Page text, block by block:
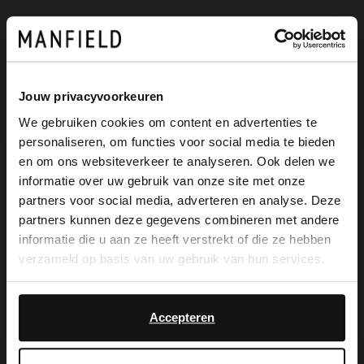
Jouw privacyvoorkeuren
We gebruiken cookies om content en advertenties te
personaliseren, om functies voor social media te bieden
en om ons websiteverkeer te analyseren. Ook delen we
informatie over uw gebruik van onze site met onze
partners voor social media, adverteren en analyse. Deze
partners kunnen deze gegevens combineren met andere
informatie die u aan ze heeft verstrekt of die ze hebben
verzameld op basis van uw gebruik van hun services.
Accepteren
Produktbeschreibung
Braune Veloursleder-Stiefel der Marke
Manfield. Die Stiefel haben einen 6 cm
hohen Absatz und einen Reißverschluss
am Schaft. Bei einem Modell in Größe 37
beträgt die Schafthöhe 22 cm und der
Schaftumfang 40 cm. Als Lederpflege
empfehlen wir das transparente
Veloursleder-/Nubuk-Spray.
×
View this website in English?
It looks like your language isn't Dutch. Would
you like to switch to English?
English